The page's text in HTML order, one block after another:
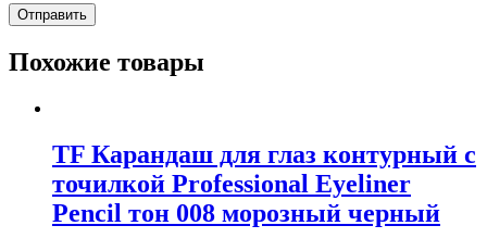
Похожие товары
TF Карандаш для глаз контурный с
точилкой Professional Eyeliner
Pencil тон 008 морозный черный